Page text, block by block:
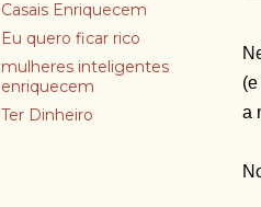
Casais Enriquecem
Eu quero ficar rico
mulheres inteligentes
enriquecem
Ter Dinheiro
a